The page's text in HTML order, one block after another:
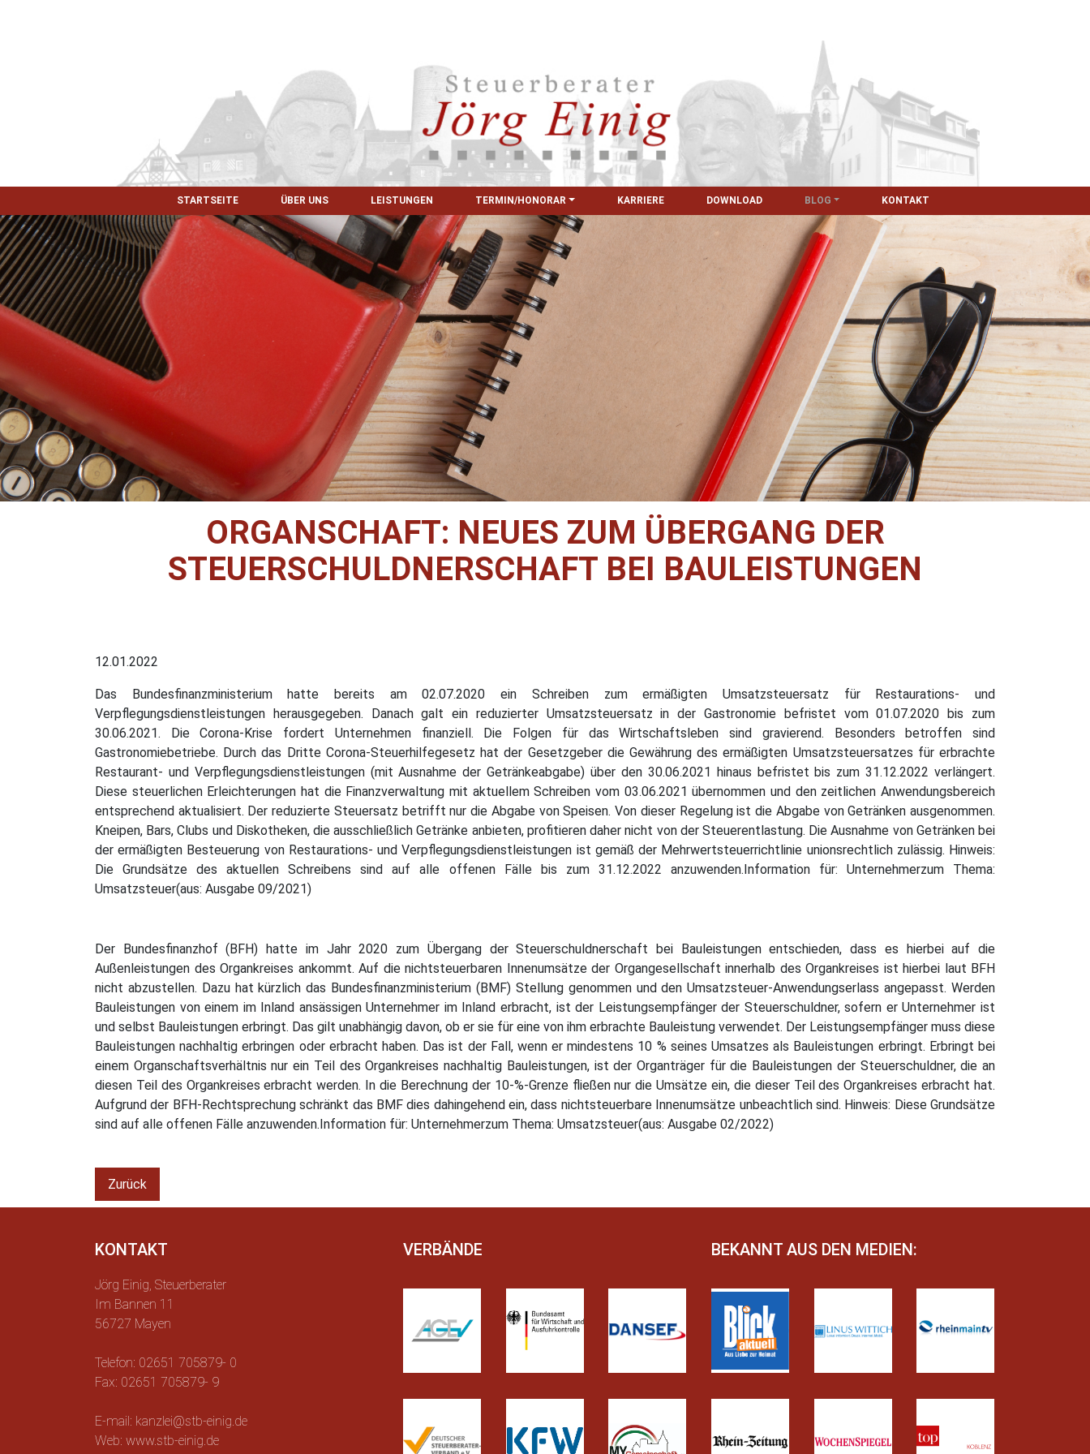
STARTSEITE ÜBER UNS LEISTUNGEN TERMIN/HONORAR KARRIERE DOWNLOAD BLOG KONTAKT
ORGANSCHAFT: NEUES ZUM ÜBERGANG DER
STEUERSCHULDNERSCHAFT BEI BAULEISTUNGEN
12.01.2022
Das Bundesfinanzministerium hatte bereits am 02.07.2020 ein Schreiben zum ermäßigten Umsatzsteuersatz für Restaurations- und
Verpflegungsdienstleistungen herausgegeben. Danach galt ein reduzierter Umsatzsteuersatz in der Gastronomie befristet vom 01.07.2020 bis zum
30.06.2021. Die Corona-Krise fordert Unternehmen finanziell. Die Folgen für das Wirtschaftsleben sind gravierend. Besonders betroffen sind
Gastronomiebetriebe. Durch das Dritte Corona-Steuerhilfegesetz hat der Gesetzgeber die Gewährung des ermäßigten Umsatzsteuersatzes für erbrachte
Restaurant- und Verpflegungsdienstleistungen (mit Ausnahme der Getränkeabgabe) über den 30.06.2021 hinaus befristet bis zum 31.12.2022 verlängert.
Diese steuerlichen Erleichterungen hat die Finanzverwaltung mit aktuellem Schreiben vom 03.06.2021 übernommen und den zeitlichen Anwendungsbereich
entsprechend aktualisiert. Der reduzierte Steuersatz betrifft nur die Abgabe von Speisen. Von dieser Regelung ist die Abgabe von Getränken ausgenommen.
Kneipen, Bars, Clubs und Diskotheken, die ausschließlich Getränke anbieten, profitieren daher nicht von der Steuerentlastung. Die Ausnahme von Getränken bei
der ermäßigten Besteuerung von Restaurations- und Verpflegungsdienstleistungen ist gemäß der Mehrwertsteuerrichtlinie unionsrechtlich zulässig. Hinweis:
Die Grundsätze des aktuellen Schreibens sind auf alle offenen Fälle bis zum 31.12.2022 anzuwenden.Information für: Unternehmerzum Thema:
Umsatzsteuer(aus: Ausgabe 09/2021)
Der Bundesfinanzhof (BFH) hatte im Jahr 2020 zum Übergang der Steuerschuldnerschaft bei Bauleistungen entschieden, dass es hierbei auf die
Außenleistungen des Organkreises ankommt. Auf die nichtsteuerbaren Innenumsätze der Organgesellschaft innerhalb des Organkreises ist hierbei laut BFH
nicht abzustellen. Dazu hat kürzlich das Bundesfinanzministerium (BMF) Stellung genommen und den Umsatzsteuer-Anwendungserlass angepasst. Werden
Bauleistungen von einem im Inland ansässigen Unternehmer im Inland erbracht, ist der Leistungsempfänger der Steuerschuldner, sofern er Unternehmer ist
und selbst Bauleistungen erbringt. Das gilt unabhängig davon, ob er sie für eine von ihm erbrachte Bauleistung verwendet. Der Leistungsempfänger muss diese
Bauleistungen nachhaltig erbringen oder erbracht haben. Das ist der Fall, wenn er mindestens 10 % seines Umsatzes als Bauleistungen erbringt. Erbringt bei
einem Organschaftsverhältnis nur ein Teil des Organkreises nachhaltig Bauleistungen, ist der Organträger für die Bauleistungen der Steuerschuldner, die an
diesen Teil des Organkreises erbracht werden. In die Berechnung der 10-%-Grenze fließen nur die Umsätze ein, die dieser Teil des Organkreises erbracht hat.
Aufgrund der BFH-Rechtsprechung schränkt das BMF dies dahingehend ein, dass nichtsteuerbare Innenumsätze unbeachtlich sind. Hinweis: Diese Grundsätze
sind auf alle offenen Fälle anzuwenden.Information für: Unternehmerzum Thema: Umsatzsteuer(aus: Ausgabe 02/2022)
Zurück
KONTAKT
Jörg Einig, Steuerberater
Im Bannen 11
56727 Mayen
Telefon: 02651 705879- 0
Fax: 02651 705879- 9
E-mail: kanzlei@stb-einig.de
Web: www.stb-einig.de
VERBÄNDE BEKANNT AUS DEN MEDIEN: